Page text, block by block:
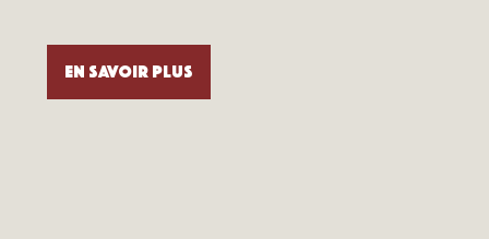
En savoir plus